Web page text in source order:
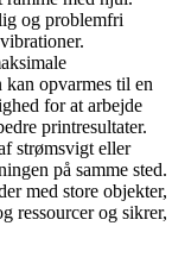
og problemfri
kan opvarmes til en
for at arbejde
printresultater.
strømsvigt eller
på samme sted.
med store objekter,
ressourcer og sikrer,